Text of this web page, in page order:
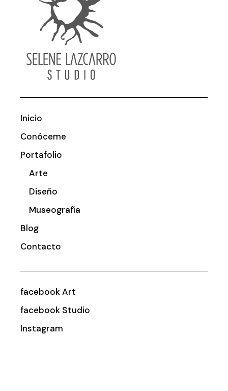
Inicio
Conóceme
Portafolio
Arte
Diseño
Museografía
Blog
Contacto
facebook Art
facebook Studio
Instagram